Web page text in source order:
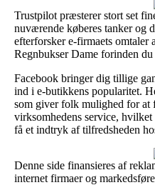
Trustpilot præsterer stort set
nuværende køberes tanker og
efterforsker e-firmaets omtaler
Regnbukser Dame forinden
Facebook bringer dig tillige
ind i e-butikkens popularitet.
som giver folk mulighed for at
virksomhedens service,
få et indtryk af tilfredsheden
Denne side finansieres af
internet firmaer og